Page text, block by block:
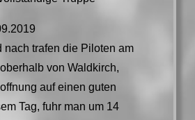
nach trafen die Piloten am
von Waldkirch,
auf einen guten
Tag, fuhr man um 14